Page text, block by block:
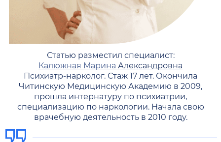
Статью разместил специалист:
Калюжная Марина Александровна
Психиатр-нарколог. Стаж 17 лет. Окончила
Читинскую Медицинскую Академию в 2009,
прошла интернатуру по психиатрии,
специализацию по наркологии. Начала свою
врачебную деятельность в 2010 году.